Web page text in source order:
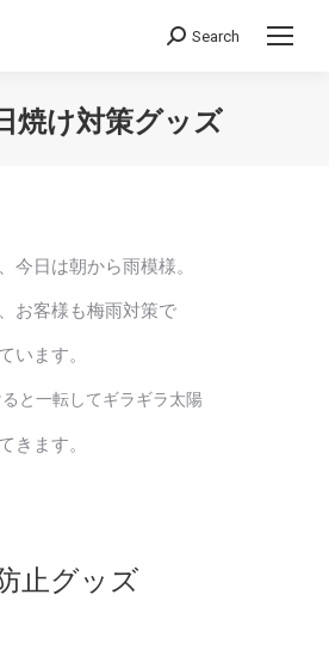
Search:
Search
焼け対策グッズ
今日は朝から雨模様。
お客様も梅雨対策で
います。
と一転してギラギラ太陽
きます。
止グッズ